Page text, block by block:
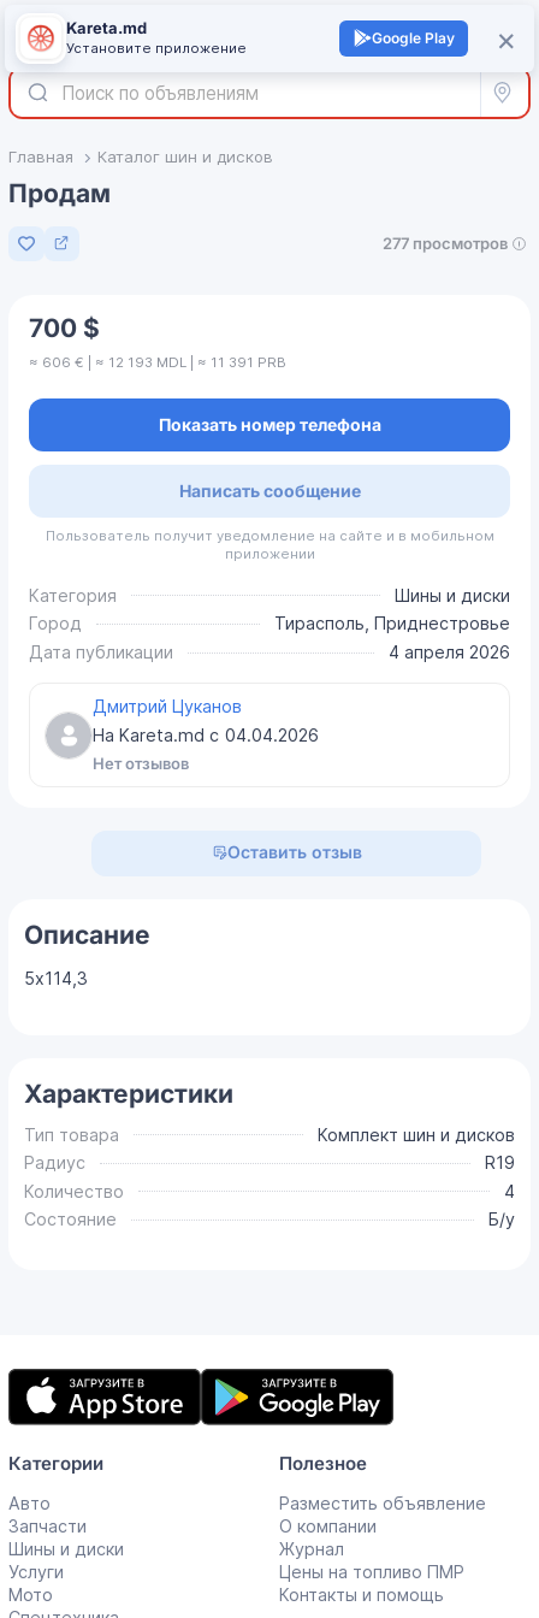
Войти +
Все
Главная Каталог шин и дисков
Продам
Добавить в избранное
277 просмотров
700 $
≈ 606 € | ≈ 12 193 MDL | ≈ 11 391 PRB
Показать номер телефона
Написать сообщение
Пользователь получит уведомление на сайте и в мобильном
приложении
Категория
Шины и диски
Город
Тирасполь, Приднестровье
Дата публикации
4 апреля 2026
Дмитрий Цуканов
На Kareta.md с 04.04.2026
Нет отзывов
Оставить отзыв
Описание
5х114,3
Характеристики
Тип товара
Комплект шин и дисков
Радиус
R19
Количество
4
Состояние
Б/у
×
Kareta.md
Установите приложение
Google Play
Мобильное
приложение
Категории
Авто
Запчасти
Шины и диски
Услуги
Мото
Полезное
Разместить объявление
О компании
Журнал
Цены на топливо ПМР
Контакты и помощь